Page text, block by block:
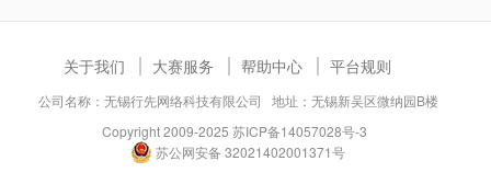
关于我们 大赛服务 帮助中心 平台规则
公司名称：无锡行先网络科技有限公司 地址：无锡新吴区微纳园B楼
Copyright 2009-2025 苏ICP备14057028号-3
苏公网安备 32021402001371号